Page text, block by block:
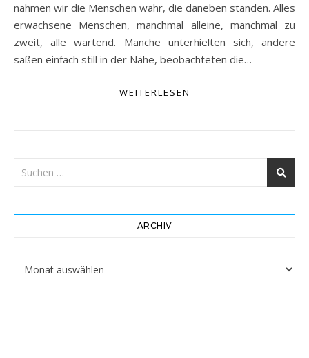
nahmen wir die Menschen wahr, die daneben standen. Alles
erwachsene Menschen, manchmal alleine, manchmal zu
zweit, alle wartend. Manche unterhielten sich, andere
saßen einfach still in der Nähe, beobachteten die…
WEITERLESEN
ARCHIV